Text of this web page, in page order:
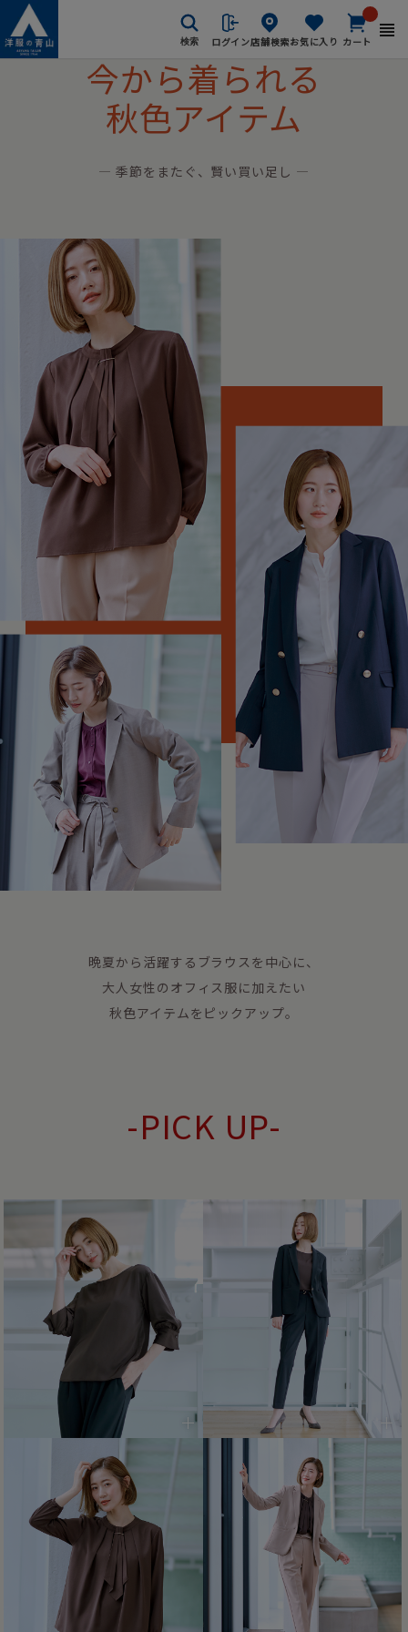
検索 ログイン店舗検索お気に入り カート
今から着られる
秋色アイテム
― 季節をまたぐ、賢い買い足し ―
晩夏から活躍するブラウスを中心に、
大人女性のオフィス服に加えたい
秋色アイテムをピックアップ。
-PICK UP-